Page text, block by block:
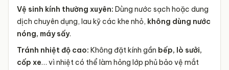
Vệ sinh kính thường xuyên: Dùng nước sạch hoặc dung
dịch chuyên dụng, lau kỹ các khe nhỏ, không dùng nước
nóng, máy sấy.
Tránh nhiệt độ cao: Không đặt kính gần bếp, lò sưởi,
cốp xe… vì nhiệt có thể làm hỏng lớp phủ bảo vệ mắt